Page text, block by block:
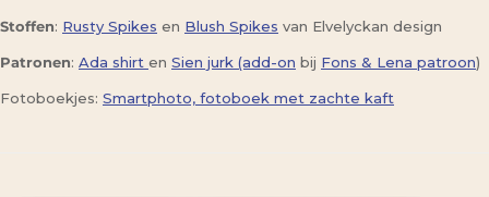
Stoffen: Rusty Spikes en Blush Spikes van Elvelyckan design
Patronen: Ada shirt en Sien jurk (add-on bij Fons & Lena patroon)
Fotoboekjes: Smartphoto, fotoboek met zachte kaft